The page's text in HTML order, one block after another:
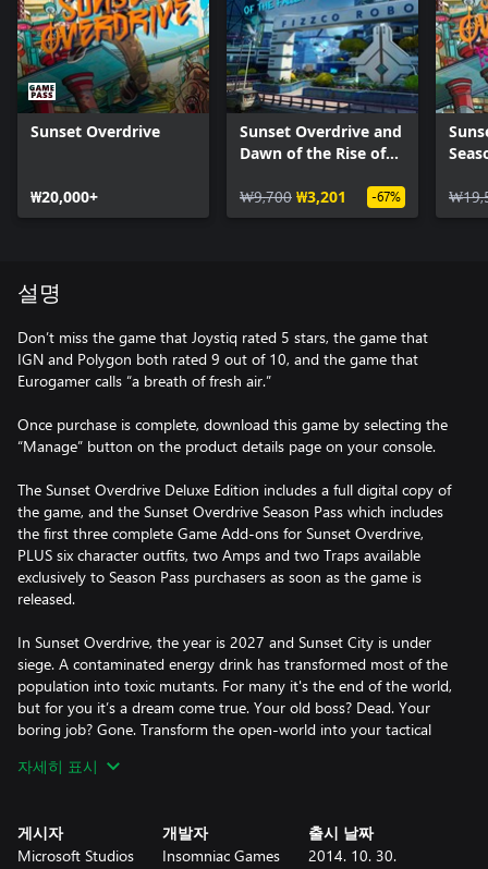
Sunset Overdrive
₩20,000+
Sunset Overdrive and
Dawn of the Rise of
₩9,700 ₩3,201 -67%
설명
Don’t miss the game that Joystiq rated 5 stars, the game that
IGN and Polygon both rated 9 out of 10, and the game that
Eurogamer calls “a breath of fresh air.”
Once purchase is complete, download this game by selecting the
“Manage” button on the product details page on your console.
The Sunset Overdrive Deluxe Edition includes a full digital copy of
the game, and the Sunset Overdrive Season Pass which includes
the first three complete Game Add-ons for Sunset Overdrive,
PLUS six character outfits, two Amps and two Traps available
exclusively to Season Pass purchasers as soon as the game is
released.
In Sunset Overdrive, the year is 2027 and Sunset City is under
siege. A contaminated energy drink has transformed most of the
population into toxic mutants. For many it's the end of the world,
but for you it’s a dream come true. Your old boss? Dead. Your
boring job? Gone. Transform the open-world into your tactical
while using a devastating, unconventional arsenal. With hyper-
an explosive, irreverent, stylish, and totally unique adventure
exclusively to Xbox One.
자세히 표시
게시자
Microsoft Studios
개발자
Insomniac Games
출시 날짜
2014. 10. 30.